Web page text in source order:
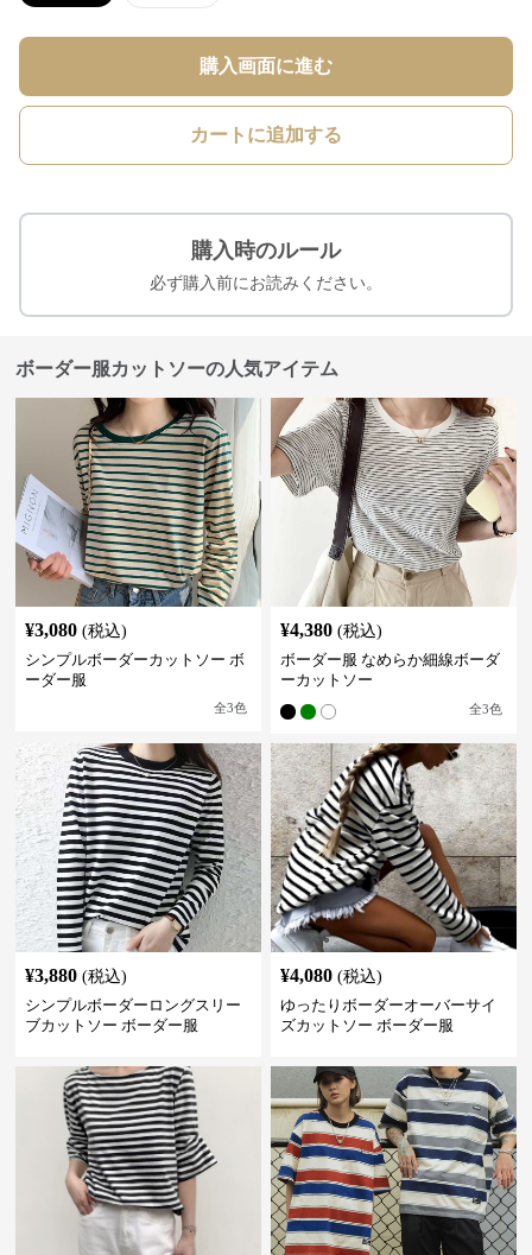
購入画面に進む
カートに追加する
購入時のルール
必ず購入前にお読みください。
ボーダー服カットソーの人気アイテム
¥3,080 (税込)
シンプルボーダーカットソー ボ
ーダー服
全3色
¥4,380 (税込)
ボーダー服 なめらか細線ボーダ
ーカットソー
全3色
¥3,880 (税込)
シンプルボーダーロングスリー
ブカットソー ボーダー服
¥4,080 (税込)
ゆったりボーダーオーバーサイ
ズカットソー ボーダー服